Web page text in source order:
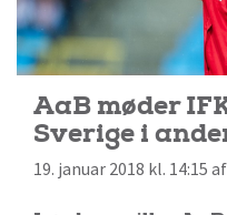
AaB møder
Sverige i
19. januar 2018 kl. 14:15